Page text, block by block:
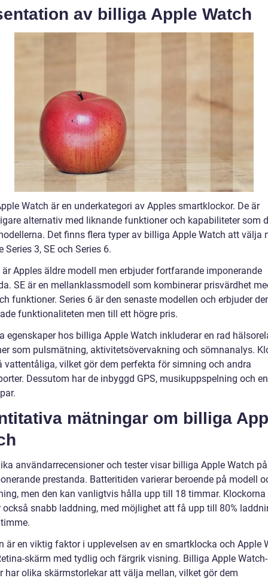
av billiga Apple Watch
Watch är en underkategori av Apples smartklockor. De är
alternativ med liknande funktioner och kapabiliteter som
Det finns flera typer av billiga Apple Watch att välja
Series 3, SE och Series 6.
är Apples äldre modell men erbjuder fortfarande imponerande
SE är en mellanklassmodell som kombinerar prisvärdhet
funktioner. Series 6 är den senaste modellen och erbjuder
funktionaliteten men till ett högre pris.
egenskaper hos billiga Apple Watch inkluderar en rad
som pulsmätning, aktivitetsövervakning och sömnanalys.
vattentåliga, vilket gör dem perfekta för simning och andra
Dessutom har de inbyggd GPS, musikuppspelning och
mätningar om billiga
användarrecensioner och tester visar billiga Apple Watch
prestanda. Batteritiden varierar beroende på modell
men den kan vanligtvis hålla upp till 18 timmar. Klockorna
också snabb laddning, med möjlighet att få upp till 80%
är en viktig faktor i upplevelsen av en smartklocka och Apple
skärm med tydlig och färgrik visning. Billiga Apple Watch-
har olika skärmstorlekar att välja mellan, vilket gör dem